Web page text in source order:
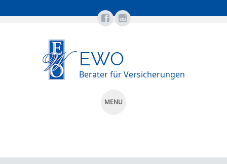
EWO
Berater für Versicherungen
MENU